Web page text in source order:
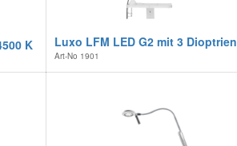
K Luxo LFM LED G2 mit 3 Dioptrien
Art-No 1901